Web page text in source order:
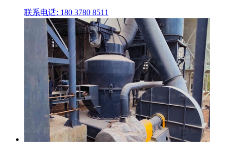
联系电话: 180 3780 8511